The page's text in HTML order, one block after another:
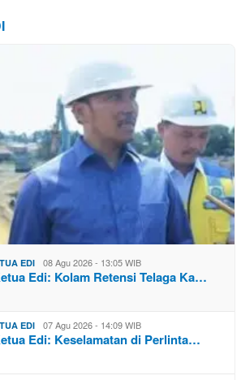
EDI 08 Agu 2026 - 13:05 WIB
Edi: Kolam Retensi Telaga Ka…
EDI 07 Agu 2026 - 14:09 WIB
Edi: Keselamatan di Perlinta…